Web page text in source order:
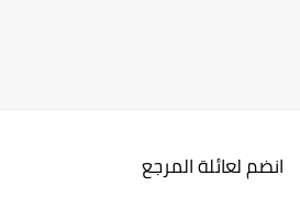
انضم لعائلة المرجع